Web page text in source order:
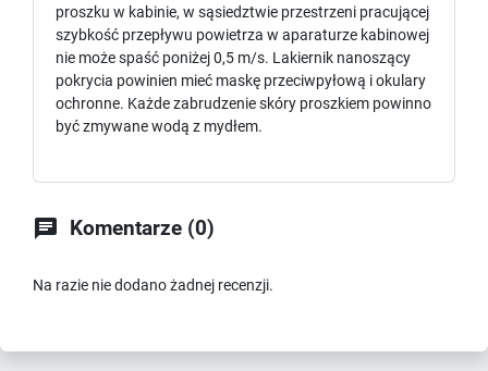
proszku w kabinie, w sąsiedztwie przestrzeni pracującej
szybkość przepływu powietrza w aparaturze kabinowej
nie może spaść poniżej 0,5 m/s. Lakiernik nanoszący
pokrycia powinien mieć maskę przeciwpyłową i okulary
ochronne. Każde zabrudzenie skóry proszkiem powinno
być zmywane wodą z mydłem.
 Komentarze (0)
Na razie nie dodano żadnej recenzji.